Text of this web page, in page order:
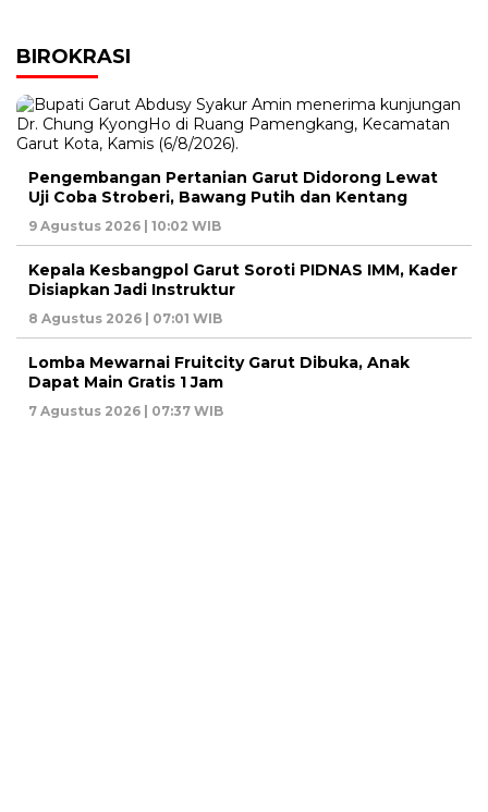
BIROKRASI
Pengembangan Pertanian Garut Didorong Lewat
Uji Coba Stroberi, Bawang Putih dan Kentang
9 Agustus 2026 | 10:02 WIB
Kepala Kesbangpol Garut Soroti PIDNAS IMM, Kader
Disiapkan Jadi Instruktur
8 Agustus 2026 | 07:01 WIB
Lomba Mewarnai Fruitcity Garut Dibuka, Anak
Dapat Main Gratis 1 Jam
7 Agustus 2026 | 07:37 WIB